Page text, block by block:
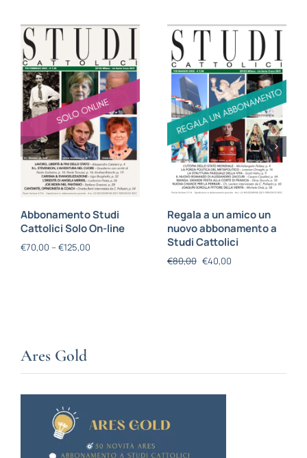
Abbonamento Studi
Cattolici Solo On-line
€70,00 – €125,00
Regala a un amico un
nuovo abbonamento a
Studi Cattolici
€80,00 €40,00
Ares Gold